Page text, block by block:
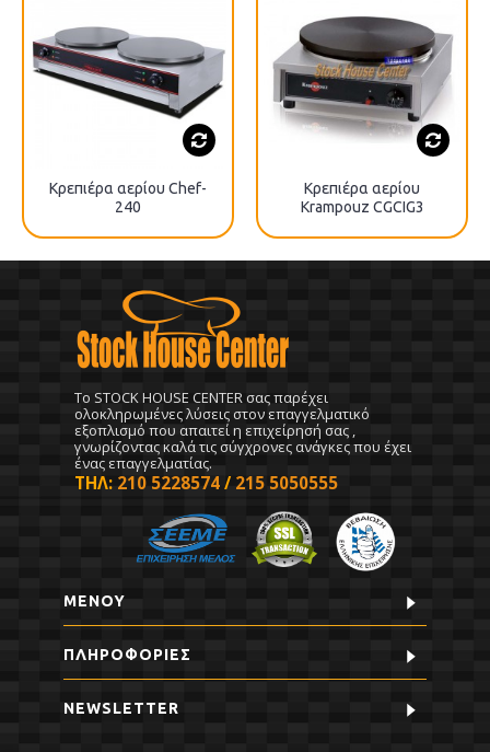
Κρεπιέρα αερίου Chef-
240
Κρεπιέρα αερίου
Krampouz CGCIG3
To STOCK HOUSE CENTER σας παρέχει
ολοκληρωμένες λύσεις στον επαγγελματικό
εξοπλισμό που απαιτεί η επιχείρησή σας ,
γνωρίζοντας καλά τις σύγχρονες ανάγκες που έχει
ένας επαγγελματίας.
ΤΗΛ: 210 5228574 / 215 5050555
ΜΕΝΟΥ
ΠΛΗΡΟΦΟΡΊΕΣ
NEWSLETTER